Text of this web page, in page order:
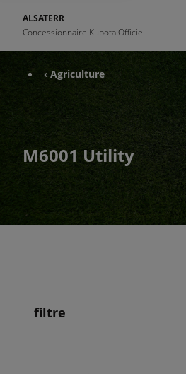
ALSATERR
Concessionnaire Kubota Officiel
‹ Agriculture
M6001 Utility
filtre